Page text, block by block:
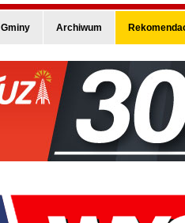
Gminy Archiwum